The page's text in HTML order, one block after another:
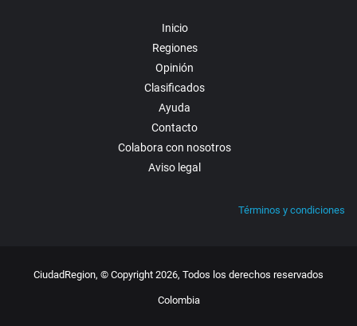
Inicio
Regiones
Opinión
Clasificados
Ayuda
Contacto
Colabora con nosotros
Aviso legal
Términos y condiciones
CiudadRegion, © Copyright 2026, Todos los derechos reservados
Colombia